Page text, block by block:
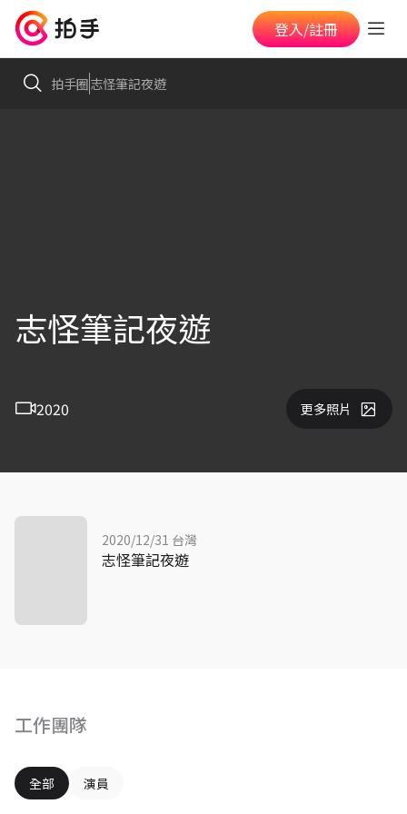
登入/註冊
拍手圈志怪筆記夜遊
志怪筆記夜遊
2020 更多照片
工作團隊
全部 演員
2020/12/31 台灣
志怪筆記夜遊